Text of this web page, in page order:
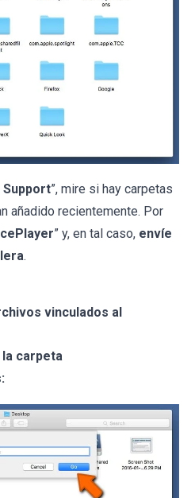
”, mire si hay carpetas
añadido recientemente. Por
” y, en tal caso, envíe
.
vinculados al
carpeta